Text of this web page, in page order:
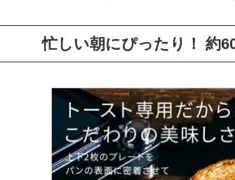
忙しい朝にぴったり！ 約